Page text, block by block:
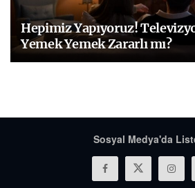
Hepimiz Yapıyoruz!
Yemek Yemek Zararlı mı?
Sosyal Medya'da